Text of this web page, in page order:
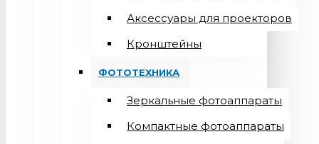
Аксессуары для проекторов
Кронштейны
ФОТОТЕХНИКА
Зеркальные фотоаппараты
Компактные фотоаппараты